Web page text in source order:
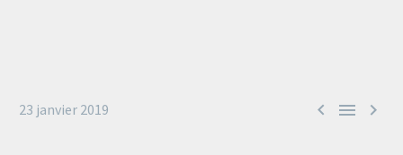
  
23 janvier 2019